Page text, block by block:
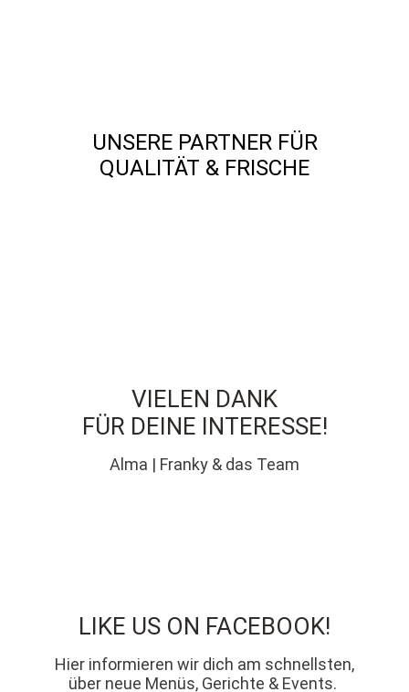
UNSERE PARTNER FÜR
QUALITÄT & FRISCHE
VIELEN DANK
FÜR DEINE INTERESSE!
Alma | Franky & das Team
LIKE US ON FACEBOOK!
Hier informieren wir dich am schnellsten,
über neue Menüs, Gerichte & Events.